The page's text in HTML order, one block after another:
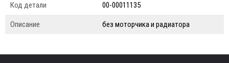
Код детали 00-00011135
Описание без моторчика и радиатора